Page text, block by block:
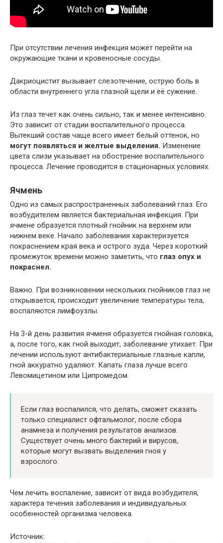
При отсутствии лечения инфекция может перейти на
окружающие ткани и кровеносные сосуды.
Дакриоцистит вызывает слезотечение, острую боль в
области внутреннего угла глазной щели и её сужение.
Из глаз течет как очень сильно, так и менее интенсивно.
Это зависит от стадии воспалительного процесса.
Вытекший состав чаще всего имеет белый оттенок, но
могут появляться и желтые выделения. Изменение
цвета слизи указывает на обострение воспалительного
процесса. Лечение проводится в стационарных условиях.
Ячмень
Одно из самых распространенных заболеваний глаз. Его
возбудителем является бактериальная инфекция. При
ячмене образуется плотный гнойник на верхнем или
нижнем веке. Начало заболевания характеризуется
покраснением края века и острого зуда. Через короткий
промежуток времени можно заметить, что глаз опух и
покраснел.
Важно. При возникновении нескольких гнойников глаз не
открывается, происходит увеличение температуры тела,
воспаляются лимфоузлы.
На 3-й день развития ячменя образуется гнойная головка,
а, после того, как гной выходит, заболевание утихает. При
лечении используют антибактериальные глазные капли,
гной аккуратно удаляют. Капать глаза лучше всего
Левомицетином или Ципромедом.
Если глаз воспалился, что делать, сможет сказать
только специалист офтальмолог, после сбора
анамнеза и получения результатов анализов.
Существует очень много бактерий и вирусов,
которые могут вызвать выделения гноя у
взрослого.
Чем лечить воспаление, зависит от вида возбудителя,
характера течения заболевания и индивидуальных
особенностей организма человека.
Источник: